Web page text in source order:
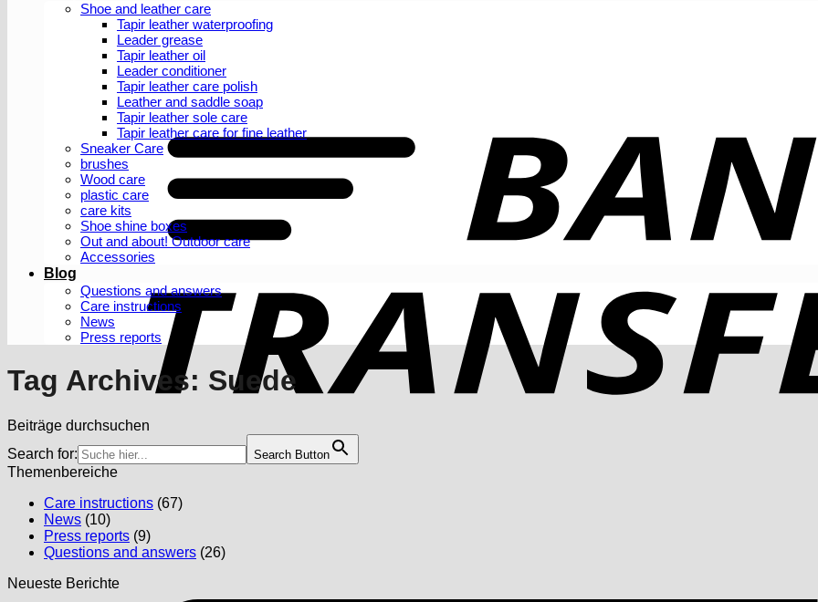
Shoe and leather care
Tapir leather waterproofing
Leader grease
Tapir leather oil
Leader conditioner
Tapir leather care polish
Leather and saddle soap
Tapir leather sole care
Tapir leather care for fine leather
Sneaker Care
brushes
Wood care
plastic care
care kits
Shoe shine boxes
Out and about! Outdoor care
Accessories
Blog
Questions and answers
Care instructions
News
Press reports
Tag Archives: Suede
Beiträge durchsuchen
Search for:
Search Button
Themenbereiche
Care instructions (67)
News (10)
Press reports (9)
Questions and answers (26)
Neueste Berichte